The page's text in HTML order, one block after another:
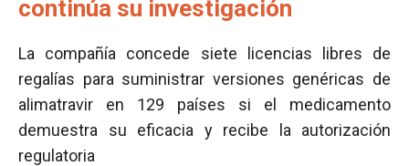
continúa su investigación
La compañía concede siete licencias libres de
regalías para suministrar versiones genéricas de
alimatravir en 129 países si el medicamento
demuestra su eficacia y recibe la autorización
regulatoria